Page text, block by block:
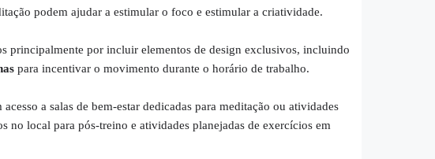
podem ajudar a estimular o foco e estimular a criatividade.
principalmente por incluir elementos de design exclusivos, incluindo
para incentivar o movimento durante o horário de trabalho.
a salas de bem-estar dedicadas para meditação ou atividades
no local para pós-treino e atividades planejadas de exercícios em